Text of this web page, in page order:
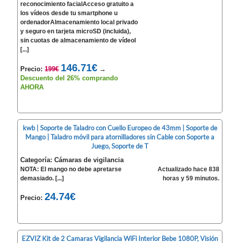
reconocimiento facialAcceso gratuito a
los vídeos desde tu smartphone u
ordenadorAlmacenamiento local privado
y seguro en tarjeta microSD (incluida),
sin cuotas de almacenamiento de vídeoI
[...]
Precio:199€ 146.71€ →
Descuento del 26% comprando
AHORA
kwb | Soporte de Taladro con Cuello Europeo de 43mm | Soporte de
Mango | Taladro móvil para atornilladores sin Cable con Soporte a
Juego, Soporte de T
Categoría: Cámaras de vigilancia
NOTA: El mango no debe apretarse
demasiado. [...]
Precio:24.74€
Actualizado hace 838
horas y 59 minutos.
EZVIZ Kit de 2 Camaras Vigilancia WiFi Interior Bebe 1080P, Visión